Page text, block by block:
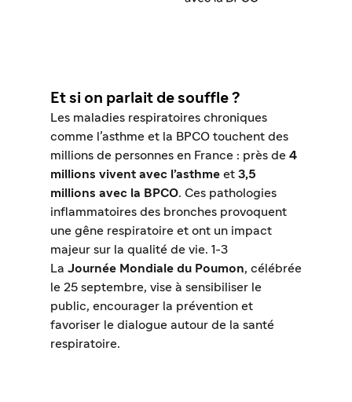
Et si on parlait de souffle ?
Les maladies respiratoires chroniques
comme l’asthme et la BPCO touchent des
millions de personnes en France : près de 4
millions vivent avec l’asthme et 3,5
millions avec la BPCO. Ces pathologies
inflammatoires des bronches provoquent
une gêne respiratoire et ont un impact
majeur sur la qualité de vie. 1-3
La Journée Mondiale du Poumon, célébrée
le 25 septembre, vise à sensibiliser le
public, encourager la prévention et
favoriser le dialogue autour de la santé
respiratoire.